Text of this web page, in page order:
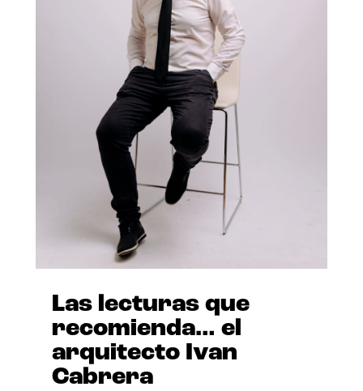
Las lecturas que
recomienda… el
arquitecto Ivan
Cabrera